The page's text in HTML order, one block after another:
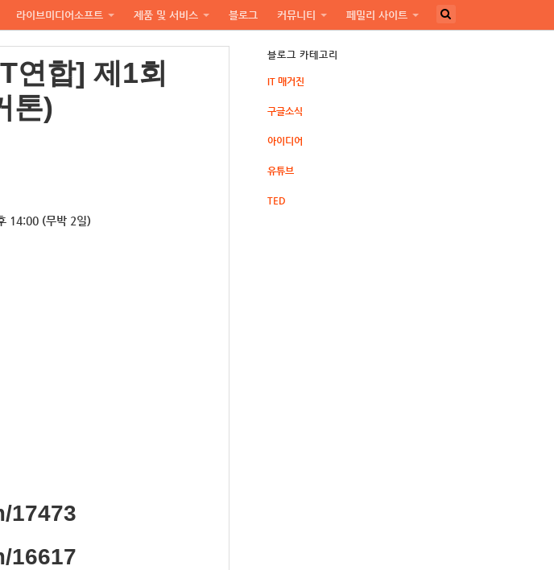
라이브미디어소프트 제품 및 서비스 블로그 커뮤니티 페밀리 사이트
연합] 제1회
톤)
14:00 (무박 2일)
17473
16617
블로그 카테고리
IT 매거진
구글소식
아이디어
유튜브
TED